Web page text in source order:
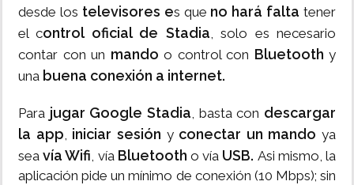
desde los televisores es que no hará falta tener
el control oficial de Stadia, solo es necesario
contar con un mando o control con Bluetooth y
una buena conexión a internet.
Para jugar Google Stadia, basta con descargar
la app, iniciar sesión y conectar un mando ya
seavía Wifi, víaBluetooth o vía USB. Asi mismo, la
aplicación pide un mínimo de conexión (10 Mbps); sin